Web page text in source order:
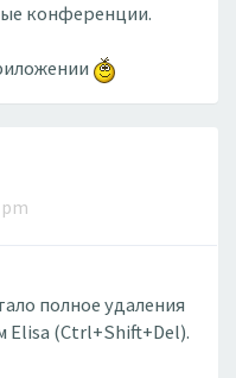
конференции.
полное удаления
Elisa (Ctrl+Shift+Del).